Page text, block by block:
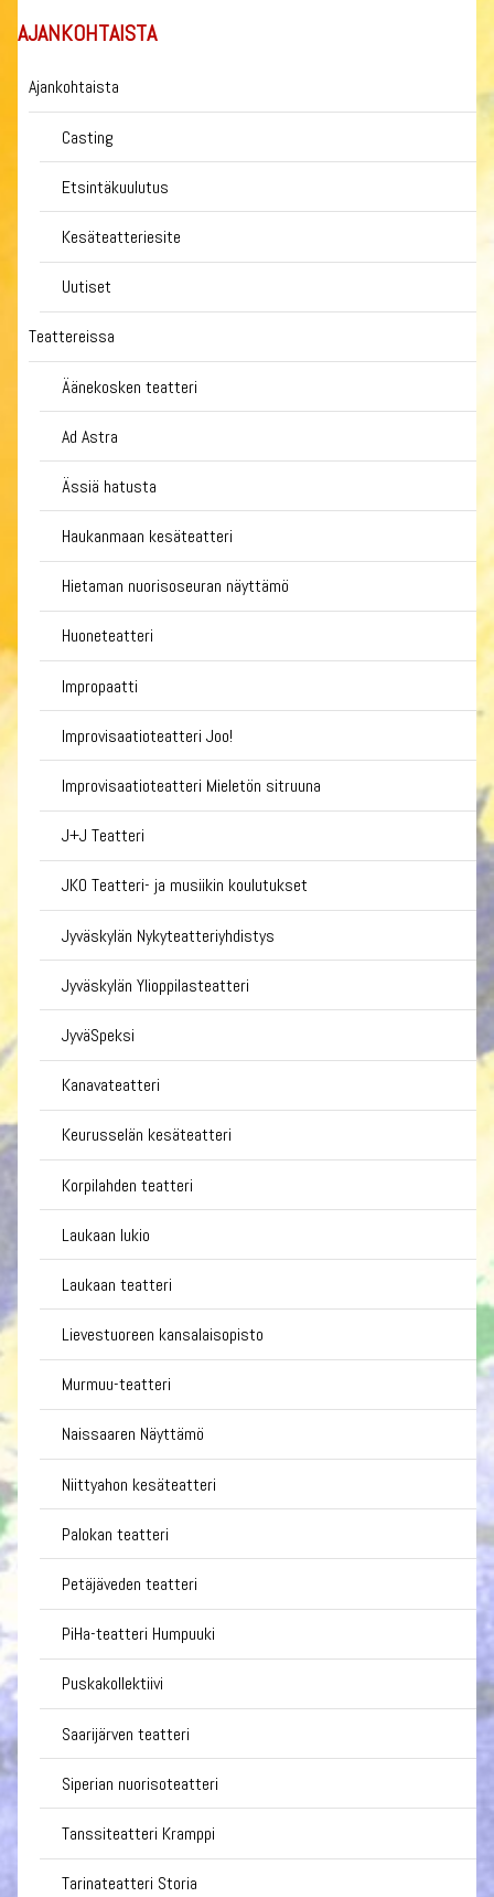
AJANKOHTAISTA
Ajankohtaista
Casting
Etsintäkuulutus
Kesäteatteriesite
Uutiset
Teattereissa
Äänekosken teatteri
Ad Astra
Ässiä hatusta
Haukanmaan kesäteatteri
Hietaman nuorisoseuran näyttämö
Huoneteatteri
Impropaatti
Improvisaatioteatteri Joo!
Improvisaatioteatteri Mieletön sitruuna
J+J Teatteri
JKO Teatteri- ja musiikin koulutukset
Jyväskylän Nykyteatteriyhdistys
Jyväskylän Ylioppilasteatteri
JyväSpeksi
Kanavateatteri
Keurusselän kesäteatteri
Korpilahden teatteri
Laukaan lukio
Laukaan teatteri
Lievestuoreen kansalaisopisto
Murmuu-teatteri
Naissaaren Näyttämö
Niittyahon kesäteatteri
Palokan teatteri
Petäjäveden teatteri
PiHa-teatteri Humpuuki
Puskakollektiivi
Saarijärven teatteri
Siperian nuorisoteatteri
Tanssiteatteri Kramppi
Tarinateatteri Storia